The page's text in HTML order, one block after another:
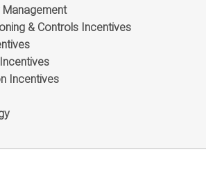
& Controls Incentives
Incentives